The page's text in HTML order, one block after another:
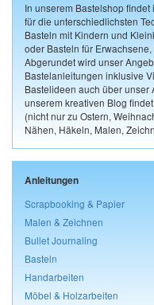
In unserem Bastelshop
für die unterschiedlichsten
Basteln mit Kindern und
oder Basteln für
Abgerundet wird unser
Bastelanleitungen inklusive
Bastelideen auch über
unserem kreativen Blog
(nicht nur zu Ostern,
Nähen, Häkeln, Malen,
Anleitungen
Scrapbooking & Papier
Malen & Zeichnen
Bullet Journaling
Basteln
Handarbeiten
Möbel & Holzarbeiten